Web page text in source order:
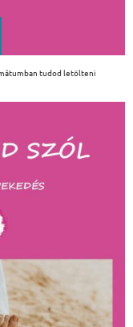
tudod letölteni